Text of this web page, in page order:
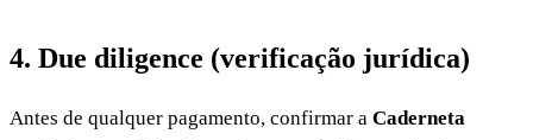
4. Due diligence (verificação jurídica)
Antes de qualquer pagamento, confirmar a Caderneta